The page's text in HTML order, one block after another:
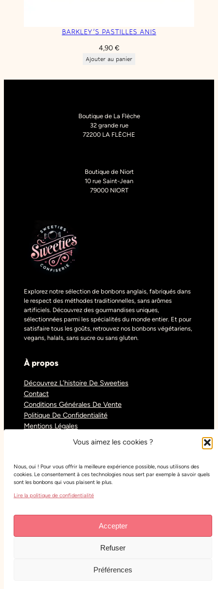
Vous aimez les cookies ?
Nous, oui ! Pour vous offrir la meilleure expérience possible, nous utilisons des
cookies. Le consentement à ces technologies nous sert par exemple à savoir quels
sont les bonbons qui vous plaisent le plus.
Lire la politique de confidentialité
Accepter
Refuser
Préférences
BARKLEY’S PASTILLES ANIS
4,90 €
Ajouter au panier
Boutique de La Flèche
32 grande rue
72200 LA FLÈCHE
Boutique de Niort
10 rue Saint-Jean
79000 NIORT
Explorez notre sélection de bonbons anglais, fabriqués dans
le respect des méthodes traditionnelles, sans arômes
artificiels. Découvrez des gourmandises uniques,
sélectionnées parmi les spécialités du monde entier. Et pour
satisfaire tous les goûts, retrouvez nos bonbons végétariens,
vegans, halals, sans sucre ou sans gluten.
À propos
Découvrez L’histoire De Sweeties
Contact
Conditions Générales De Vente
Politique De Confidentialité
Mentions Légales
Réseaux sociaux
Instagram
Lude Web Studio